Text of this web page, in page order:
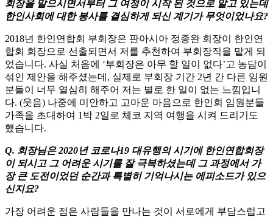
회장을 맡으시면서부터 그 여정이 시작 된 것으로 알고 있는데
한인사회에 대한 봉사를 결심하게 되신 계기가 무엇이었나요?
2018년 한인연합회 부회장은 판아시아 정종완 회장이 한인연
합회 회장으로 선출되면서 저를 추천하여 부회장직을 맡게 되
었습니다. 사실 처음에 ‘부회장은 아무 할 일이 없다’고 농담이
섞인 제안을 해주셨는데, 실제로 부회장 기간 2년 간 다른 임원
분들이 너무 열심히 해주어 저는 별로 한 일이 없는 느낌입니
다. (웃음) 나중에 미안하고 고마운 마음으로 한인회 임원분들
가족을 초대하여 1박 2일로 체코 지역 여행을 시켜 드리기도
했습니다.
Q. 회장님은 2020년 코로나19 대유행의 시기에 한인연합회장
이 되시고 그 어려운 시기를 잘 극복하셨는데 그 과정에서 가
장 큰 도전이었던 순간과 특별히 기억나시는 에피소드가 있으
신지요?
가장 어려운 점은 사람들을 만나는 것이 서로에게 부담스럽고